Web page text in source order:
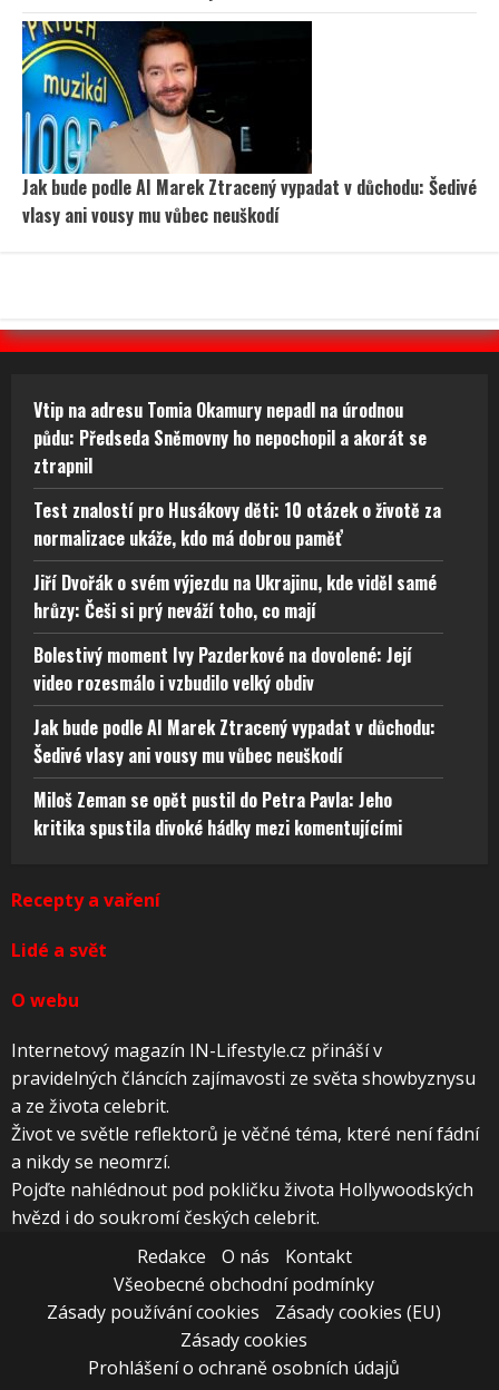
Jak bude podle AI Marek Ztracený vypadat v důchodu: Šedivé
vlasy ani vousy mu vůbec neuškodí
Vtip na adresu Tomia Okamury nepadl na úrodnou
půdu: Předseda Sněmovny ho nepochopil a akorát se
ztrapnil
Test znalostí pro Husákovy děti: 10 otázek o životě za
normalizace ukáže, kdo má dobrou paměť
Jiří Dvořák o svém výjezdu na Ukrajinu, kde viděl samé
hrůzy: Češi si prý neváží toho, co mají
Bolestivý moment Ivy Pazderkové na dovolené: Její
video rozesmálo i vzbudilo velký obdiv
Jak bude podle AI Marek Ztracený vypadat v důchodu:
Šedivé vlasy ani vousy mu vůbec neuškodí
Miloš Zeman se opět pustil do Petra Pavla: Jeho
kritika spustila divoké hádky mezi komentujícími
Recepty a vaření
Lidé a svět
O webu
Internetový magazín IN-Lifestyle.cz přináší v
pravidelných článcích zajímavosti ze světa showbyznysu
a ze života celebrit.
Život ve světle reflektorů je věčné téma, které není fádní
a nikdy se neomrzí.
Pojďte nahlédnout pod pokličku života Hollywoodských
hvězd i do soukromí českých celebrit.
Redakce
O nás
Kontakt
Všeobecné obchodní podmínky
Zásady používání cookies
Zásady cookies (EU)
Zásady cookies
Prohlášení o ochraně osobních údajů